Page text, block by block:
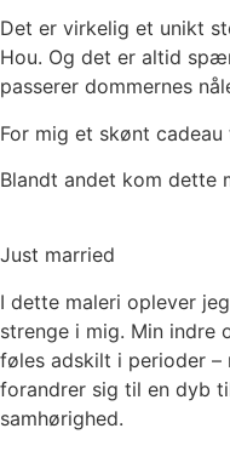
Det er virkelig et unikt
Hou. Og det er altid
passerer dommernes
For mig et skønt
Blandt andet kom dette
Just married
I dette maleri oplever
strenge i mig. Min indre
føles adskilt i perioder –
forandrer sig til en dyb
samhørighed.